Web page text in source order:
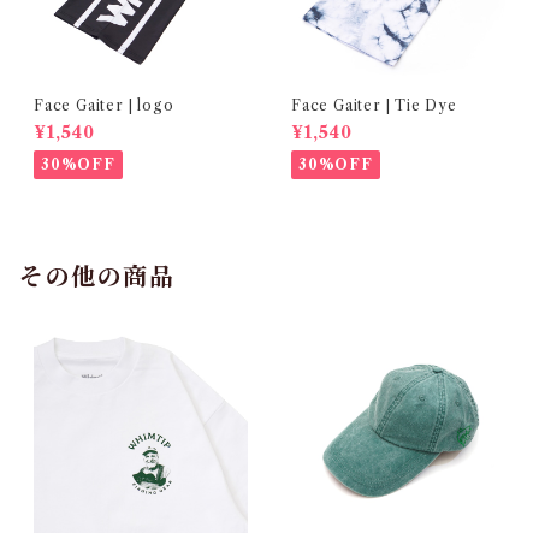
Face Gaiter | logo
¥1,540
30%OFF
Face Gaiter | Tie Dye
¥1,540
30%OFF
その他の商品